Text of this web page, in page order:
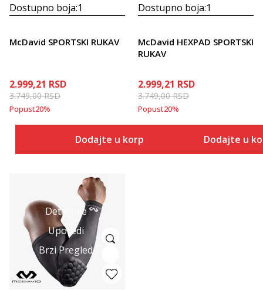
Dostupno boja:1
McDavid SPORTSKI RUKAV
2.999,21 RSD
3.749,00RSD
Popust20%
Dodajte u korpu
Dostupno boja:1
McDavid HEXPAD SPORTSKI
RUKAV
2.999,21 RSD
3.749,00RSD
Popust20%
Dodajte u
Detaljnije
Uporedi
Brzi Pregled